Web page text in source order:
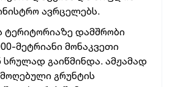
ავრცელებს.
ტერიტორიაზე დამშრობი
მეტრიანი მონაკვეთი
სრულად გაიწმინდა. ამჟამად
გრუნტის